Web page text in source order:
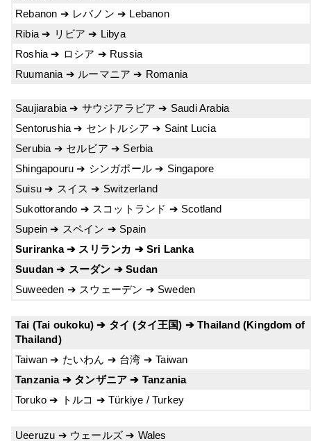
Rebanon ➔ レバノン ➔ Lebanon
Ribia ➔ リビア ➔ Libya
Roshia ➔ ロシア ➔ Russia
Ruumania ➔ ルーマニア ➔ Romania
Saujiarabia ➔ サウジアラビア ➔ Saudi Arabia
Sentorushia ➔ セントルシア ➔ Saint Lucia
Serubia ➔ セルビア ➔ Serbia
Shingapouru ➔ シンガポール ➔ Singapore
Suisu ➔ スイス ➔ Switzerland
Sukottorando ➔ スコットランド ➔ Scotland
Supein ➔ スペイン ➔ Spain
Suriranka ➔ スリランカ ➔ Sri Lanka
Suudan ➔ スーダン ➔ Sudan
Suweeden ➔ スウェーデン ➔ Sweden
Tai (Tai oukoku) ➔ タイ (タイ王国) ➔ Thailand (Kingdom of
Thailand)
Taiwan ➔ たいわん ➔ 台湾 ➔ Taiwan
Tanzania ➔ タンザニア ➔ Tanzania
Toruko ➔ トルコ ➔ Türkiye / Turkey
Ueeruzu ➔ ウェールズ ➔ Wales